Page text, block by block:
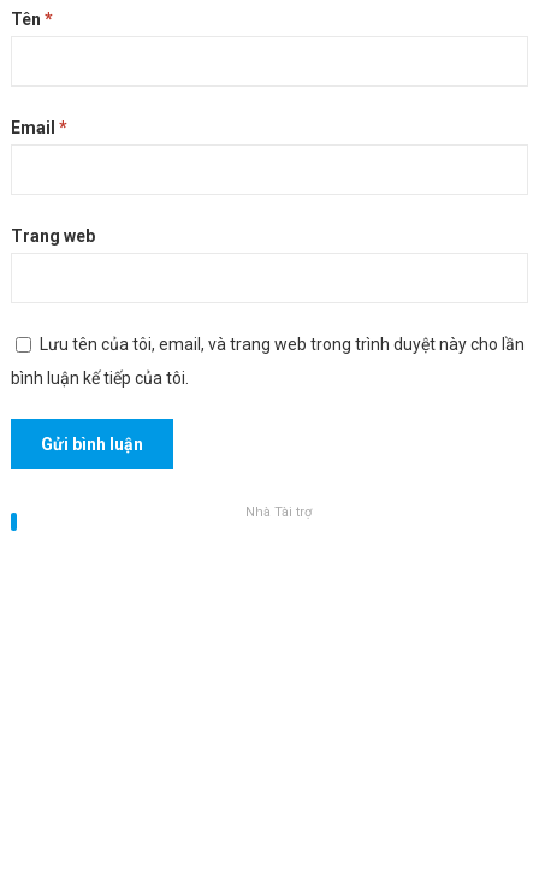
Tên *
Email *
Trang web
Lưu tên của tôi, email, và trang web trong trình duyệt này cho lần
bình luận kế tiếp của tôi.
Nhà Tài trợ